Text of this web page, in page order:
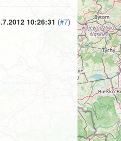
10:26:31 (#7)